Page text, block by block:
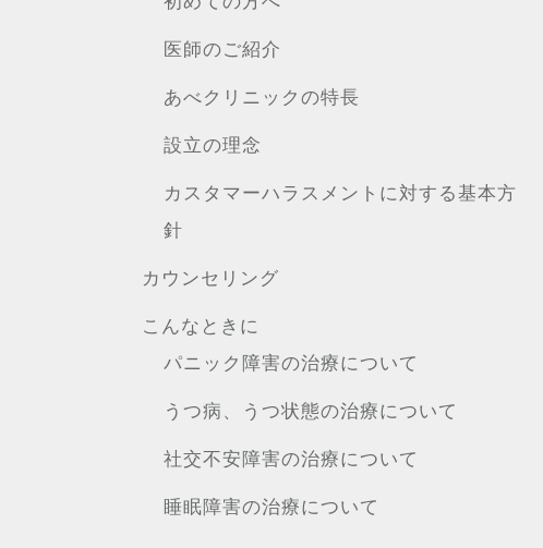
医師のご紹介
あべクリニックの特長
設立の理念
カスタマーハラスメントに対する基本方
針
カウンセリング
こんなときに
パニック障害の治療について
うつ病、うつ状態の治療について
社交不安障害の治療について
睡眠障害の治療について